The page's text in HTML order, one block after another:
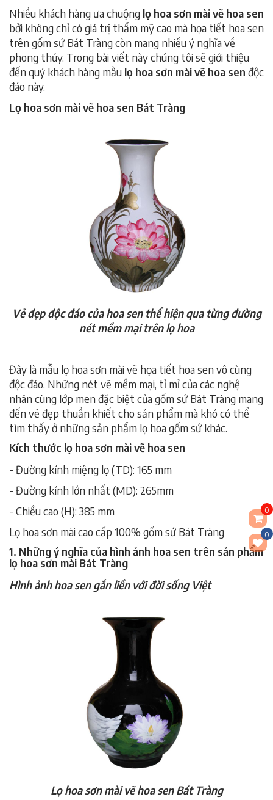
0
0
Nhiều khách hàng ưa chuộng lọ hoa sơn mài vẽ hoa sen
bởi không chỉ có giá trị thẩm mỹ cao mà họa tiết hoa sen
trên gốm sứ Bát Tràng còn mang nhiều ý nghĩa về
phong thủy. Trong bài viết này chúng tôi sẽ giới thiệu
đến quý khách hàng mẫu lọ hoa sơn mài vẽ hoa sen độc
đáo này.
Lọ hoa sơn mài vẽ hoa sen Bát Tràng
Vẻ đẹp độc đáo của hoa sen thể hiện qua từng đường
nét mềm mại trên lọ hoa
Đây là mẫu lọ hoa sơn mài vẽ họa tiết hoa sen vô cùng
độc đáo. Những nét vẽ mềm mại, tỉ mỉ của các nghệ
nhân cùng lớp men đặc biệt của gốm sứ Bát Tràng mang
đến vẻ đẹp thuần khiết cho sản phẩm mà khó có thể
tìm thấy ở những sản phẩm lọ hoa gốm sứ khác.
Kích thước lọ hoa sơn mài vẽ hoa sen
- Đường kính miệng lọ (TD): 165 mm
- Đường kính lớn nhất (MD): 265mm
- Chiều cao (H): 385 mm
Lọ hoa sơn mài cao cấp 100% gốm sứ Bát Tràng
1. Những ý nghĩa của hình ảnh hoa sen trên sản phẩm
lọ hoa sơn mài Bát Tràng
Hình ảnh hoa sen gắn liền với đời sống Việt
Lọ hoa sơn mài vẽ hoa sen Bát Tràng